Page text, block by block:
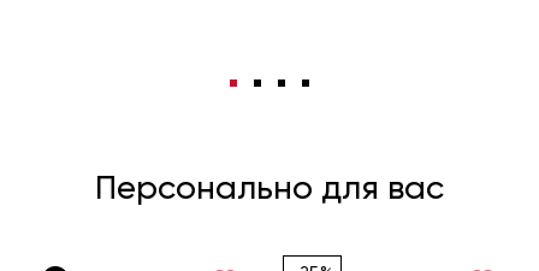
Персонально для вас